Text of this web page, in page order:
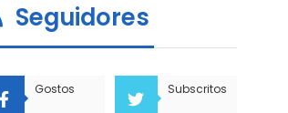
Seguidores
Gostos Subscritos